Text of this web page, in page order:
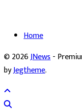
Home
© 2026JNews-
byJegtheme.